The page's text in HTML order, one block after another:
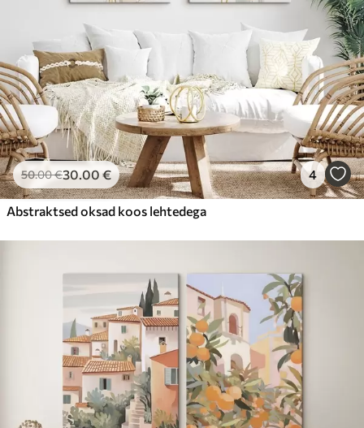
50.00€30.00 € 4
Abstraktsed oksad koos lehtedega